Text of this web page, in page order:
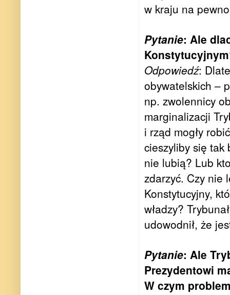
w kraju na
Pytanie: Ale
Odpowiedź:
obywatelskich –
np. zwolennicy
marginalizacji
i rząd mogły
cieszyliby się tak
nie lubią? Lub
zdarzyć. Czy nie
Konstytucyjny,
władzy?
udowodnił, że
Pytanie: Ale
Prezydentowi
W czym